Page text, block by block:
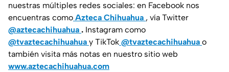
nuestras múltiples redes sociales: en Facebook nos
encuentras como Azteca Chihuahua , vía Twitter
@aztecachihuahua . Instagram como
@tvaztecachihuahua y TikTok @tvaztecachihuahua o
también visita más notas en nuestro sitio web
www.aztecachihuahua.com